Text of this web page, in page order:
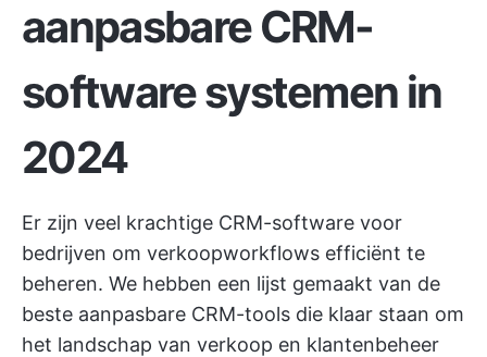
aanpasbare CRM-
softwaresystemen in
2024
Er zijn veel krachtige CRM-software voor
bedrijven om verkoopworkflows efficiënt te
beheren. We hebben een lijst gemaakt van de
beste aanpasbare CRM-tools die klaar staan om
het landschap van verkoop en klantenbeheer